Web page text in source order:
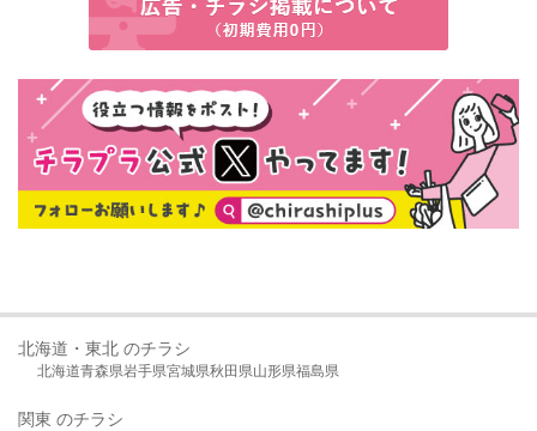
北海道・東北 のチラシ
北海道青森県岩手県宮城県秋田県山形県福島県
関東 のチラシ